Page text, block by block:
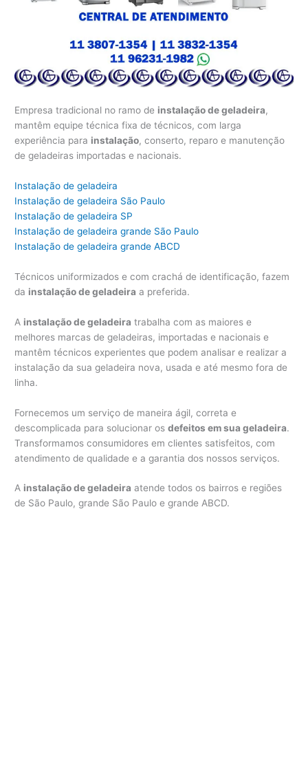
Empresa tradicional no ramo de instalação de geladeira,
mantêm equipe técnica fixa de técnicos, com larga
experiência para instalação, conserto, reparo e manutenção
de geladeiras importadas e nacionais.
Instalação de geladeira
Instalação de geladeira São Paulo
Instalação de geladeira SP
Instalação de geladeira grande São Paulo
Instalação de geladeira grande ABCD
Técnicos uniformizados e com crachá de identificação, fazem
da instalação de geladeira a preferida.
A instalação de geladeira trabalha com as maiores e
melhores marcas de geladeiras, importadas e nacionais e
mantêm técnicos experientes que podem analisar e realizar a
instalação da sua geladeira nova, usada e até mesmo fora de
linha.
Fornecemos um serviço de maneira ágil, correta e
descomplicada para solucionar osdefeitos em sua geladeira.
Transformamos consumidores em clientes satisfeitos, com
atendimento de qualidade e a garantia dos nossos serviços.
A instalação de geladeira atende todos os bairros e regiões
de São Paulo, grande São Paulo e grande ABCD.